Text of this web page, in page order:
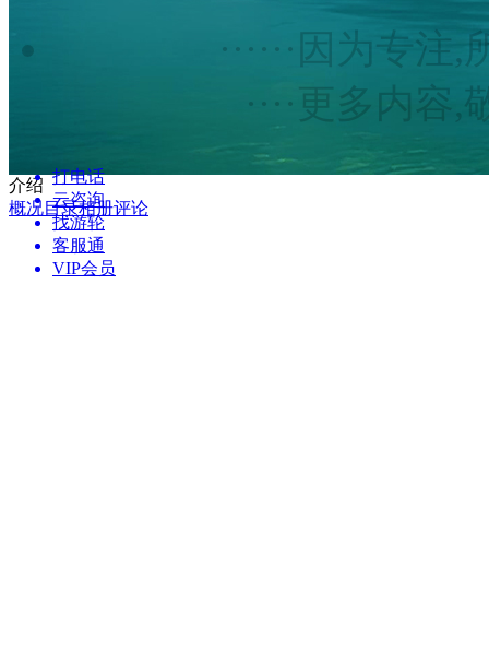
介绍
概况目录相册评论
······因为专注,
····更多内容,
打电话
云咨询
找游轮
客服通
VIP会员